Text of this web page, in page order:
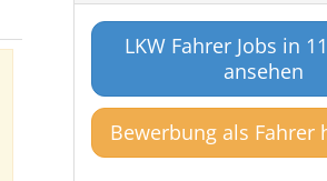
LKW Fahrer Jobs in
ansehen
Bewerbung als Fahrer